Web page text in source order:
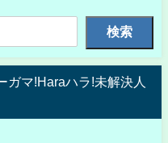
検索
ガマ!Haraハラ!未解決人